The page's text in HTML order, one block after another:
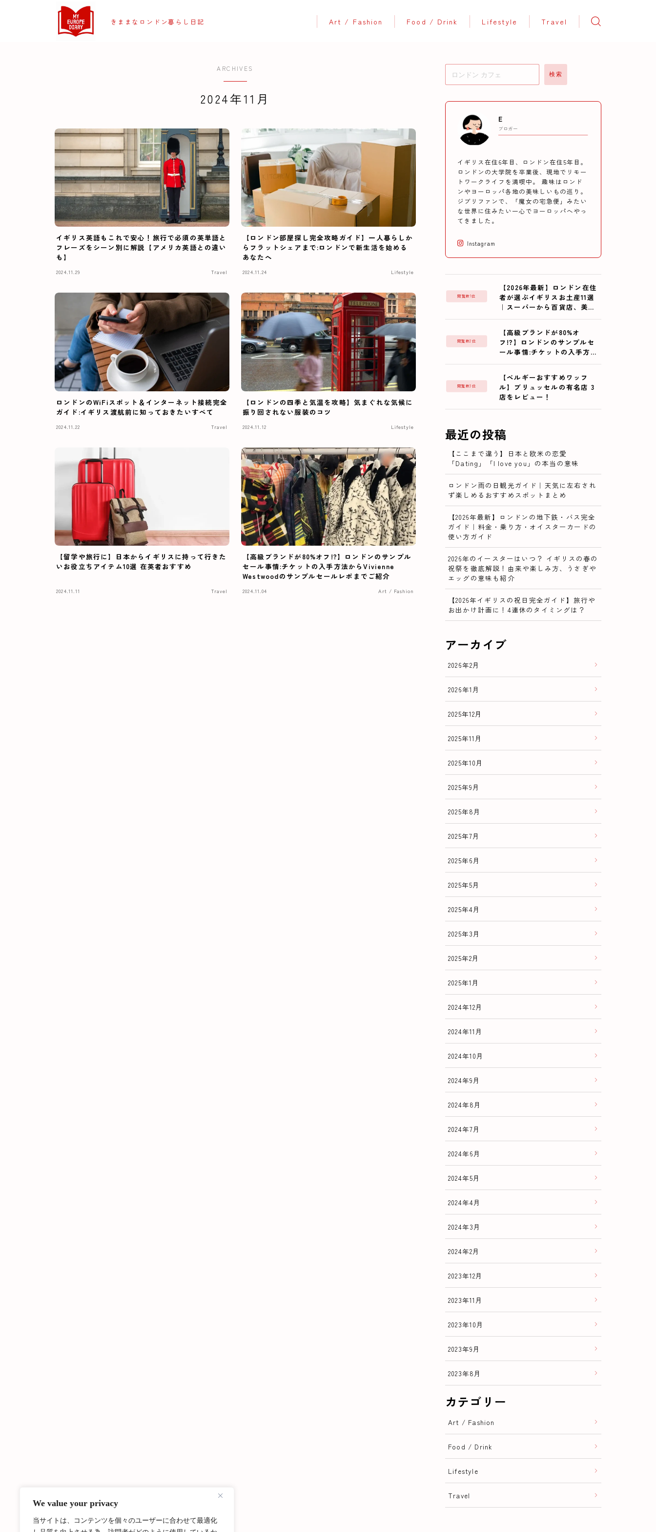
We value your privacy
当サイトは、コンテンツを個々のユーザーに合わせて最適化
きままなロンドン暮らし日記 Art / Fashion Food / Drink Lifestyle Travel
ARCHIVES
2024年11月
イギリス英語もこれで安心！旅行で必須の英単語と
フレーズをシーン別に解説【アメリカ英語との違い
も】
2024.11.29 Travel
【ロンドン部屋探し完全攻略ガイド】一人暮らしか
らフラットシェアまで:ロンドンで新生活を始める
あなたへ
2024.11.24 Lifestyle
ロンドンのWiFiスポット＆インターネット接続完全
ガイド:イギリス渡航前に知っておきたいすべて
2024.11.22 Travel
【ロンドンの四季と気温を攻略】気まぐれな気候に
振り回されない服装のコツ
2024.11.12 Lifestyle
【留学や旅行に】日本からイギリスに持って行きた
いお役立ちアイテム10選 在英者おすすめ
2024.11.11 Travel
【高級ブランドが80%オフ!?】ロンドンのサンプル
セール事情:チケットの入手方法からVivienne
Westwoodのサンプルセールレポまでご紹介
2024.11.04 Art / Fashion
検索
E
ブロガー
イギリス在住6年目、ロンドン在住5年目。
ロンドンの大学院を卒業後、現地でリモー
トワークライフを満喫中。 趣味はロンド
ンやヨーロッパ各地の美味しいもの巡り。
ジブリファンで、「魔女の宅急便」みたい
な世界に住みたい一心でヨーロッパへやっ
てきました。
Instagram
【2026年最新】ロンドン在住
者が選ぶイギリスお土産11選
｜スーパーから百貨店、美術
館まで
閲覧数1位
【高級ブランドが80%オ
フ!?】ロンドンのサンプルセ
ール事情:チケットの入手方法
からVivienne Westwoodのサ
閲覧数2位
【ベルギーおすすめワッフ
ル】ブリュッセルの有名店 3
店をレビュー！
閲覧数3位
最近の投稿
【ここまで違う】日本と欧米の恋愛
「Dating」「I love you」の本当の意味
ロンドン雨の日観光ガイド｜天気に左右され
ず楽しめるおすすめスポットまとめ
【2026年最新】ロンドンの地下鉄・バス完全
ガイド｜料金・乗り方・オイスターカードの
使い方ガイド
2026年のイースターはいつ？ イギリスの春の
祝祭を徹底解説！由来や楽しみ方、うさぎや
エッグの意味も紹介
【2026年イギリスの祝日完全ガイド】旅行や
お出かけ計画に！4連休のタイミングは？
アーカイブ
2026年2月
2026年1月
2025年12月
2025年11月
2025年10月
2025年9月
2025年8月
2025年7月
2025年6月
2025年5月
2025年4月
2025年3月
2025年2月
2025年1月
2024年12月
2024年11月
2024年10月
2024年9月
2024年8月
2024年7月
2024年6月
2024年5月
2024年4月
2024年3月
2024年2月
2023年12月
2023年11月
2023年10月
2023年9月
2023年8月
カテゴリー
Art / Fashion
Food / Drink
Lifestyle
Travel